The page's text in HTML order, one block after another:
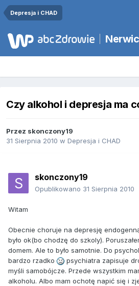
Depresja i CHAD
Czy alkohol i depresja ma
Przez skonczony19
31 Sierpnia 2010 w Depresja i CHAD
skonczony19
Opublikowano 31 Sierpnia 2010
Witam
Obecnie choruje na depresję
było ok(bo chodzę do szkoly).
domem. Ale to było samotnie. Do
bardzo rzadko
psychiatra zapisuje
myśli samobójcze. Przede wszystkim
alkoholu. Albo mam ochotę napić się i